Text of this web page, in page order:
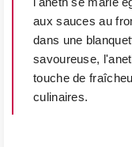
aux sauces au
dans une
savoureuse,
touche de
culinaires.